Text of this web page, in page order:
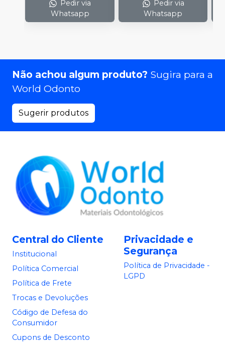
Pedir via
Whatsapp
Pedir via
Whatsapp
Não achou algum produto? Sugira para a
World Odonto
Sugerir produtos
Central do Cliente
Institucional
Política Comercial
Política de Frete
Trocas e Devoluções
Código de Defesa do
Consumidor
Cupons de Desconto
Privacidade e
Segurança
Política de Privacidade -
LGPD